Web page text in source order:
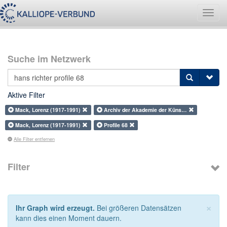
Suche im Netzwerk
Aktive Filter
Mack, Lorenz (1917-1991)
Archiv der Akademie der Küns…
Mack, Lorenz (1917-1991)
Profile 68
Alle Filter entfernen
Filter
×
Ihr Graph wird erzeugt. Bei größeren Datensätzen
kann dies einen Moment dauern.